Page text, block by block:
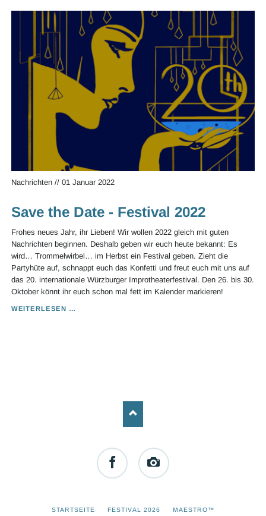
Nachrichten// 01 Januar 2022
Save the Date - Festival 2022
Frohes neues Jahr, ihr Lieben! Wir wollen 2022 gleich mit guten
Nachrichten beginnen. Deshalb geben wir euch heute bekannt: Es
wird… Trommelwirbel… im Herbst ein Festival geben. Zieht die
Partyhüte auf, schnappt euch das Konfetti und freut euch mit uns auf
das 20. internationale Würzburger Improtheaterfestival. Den 26. bis 30.
Oktober könnt ihr euch schon mal fett im Kalender markieren!
WEITERLESEN …
NAVIGATION
STARTSEITE FESTIVAL 2026 MAESTRO™